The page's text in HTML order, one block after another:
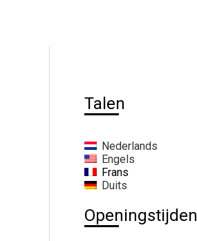
Talen
Nederlands
Engels
Frans
Duits
Openingstijden